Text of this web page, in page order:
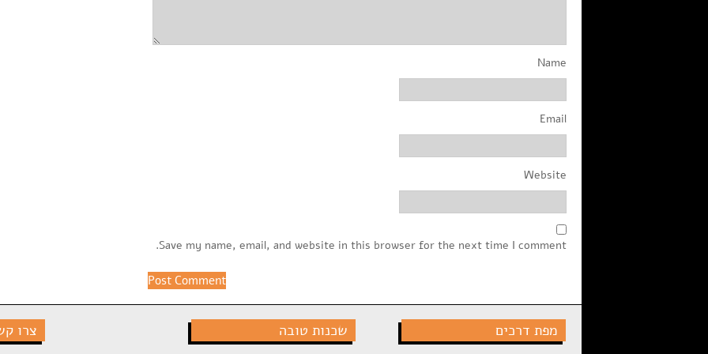
Name
Email
Website
Save my name, email, and website in this browser for the next time I comment.
צרו מפת דרכים שכנות טובה